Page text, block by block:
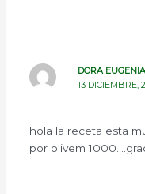
DORA
13 DICIEMBRE,
hola la receta esta
por olivem